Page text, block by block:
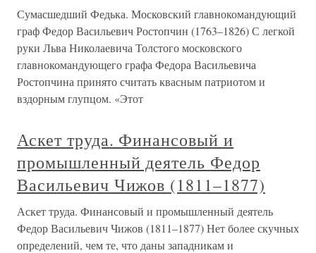
Сумасшедший Федька. Московский главнокомандующий
граф Федор Васильевич Ростопчин (1763–1826) С легкой
руки Льва Николаевича Толстого московского
главнокомандующего графа Федора Васильевича
Ростопчина принято считать квасным патриотом и
вздорным глупцом. «Этот
Аскет труда. Финансовый и
промышленный деятель Федор
Васильевич Чижов (1811–1877)
Аскет труда. Финансовый и промышленный деятель
Федор Васильевич Чижов (1811–1877) Нет более скучных
определений, чем те, что даны западникам и